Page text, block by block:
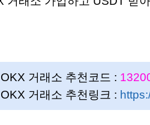
거래소 추천코드 :
거래소 추천링크 :